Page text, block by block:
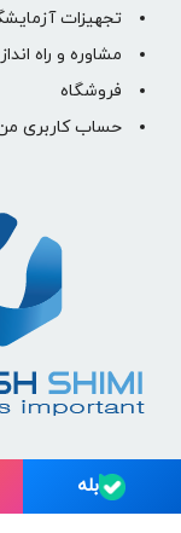
تجهیزات
مشاوره و راه
فروشگاه
حساب کاربری
بله